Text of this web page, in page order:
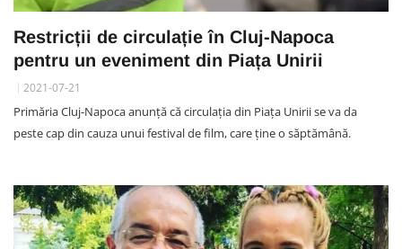
Restricții de circulație în Cluj-Napoca
pentru un eveniment din Piața Unirii
2021-07-21
Primăria Cluj-Napoca anunță că circulația din Piața Unirii se va da
peste cap din cauza unui festival de film, care ține o săptămână.